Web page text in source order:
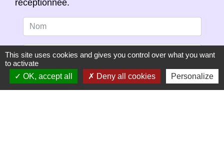
réceptionnée.
This site uses cookies and gives you control over what you want
to activate
OK, accept all
Deny all cookies Personalize